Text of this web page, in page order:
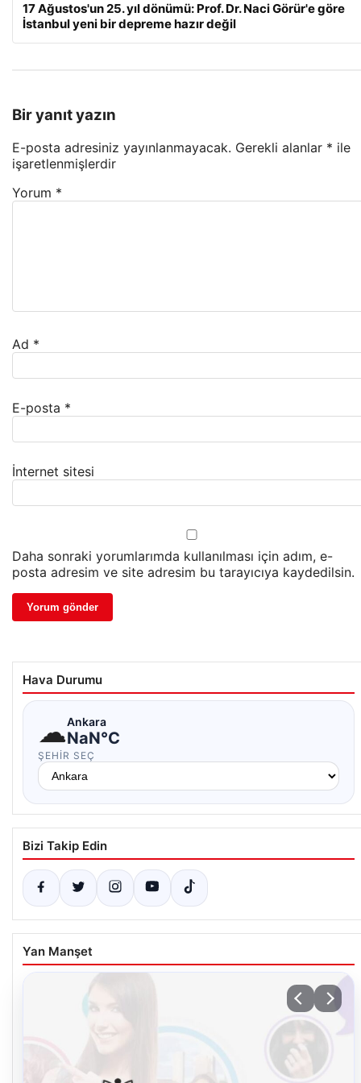
17 Ağustos'un 25. yıl dönümü: Prof. Dr. Naci Görür'e göre
İstanbul yeni bir depreme hazır değil
Bir yanıt yazın
E-posta adresiniz yayınlanmayacak. Gerekli alanlar * ile
işaretlenmişlerdir
Yorum *
Ad *
E-posta *
İnternet sitesi
Daha sonraki yorumlarımda kullanılması için adım, e-
posta adresim ve site adresim bu tarayıcıya kaydedilsin.
Hava Durumu
☁Ankara
NaN°C
ŞEHIR SEÇ
Bizi Takip Edin
Yan Manşet